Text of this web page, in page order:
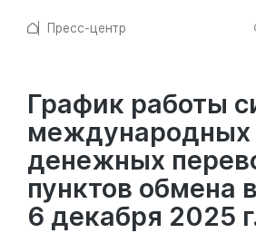
Пресс-центр
График работы
международных
денежных
пунктов обмена
6 декабря 2025